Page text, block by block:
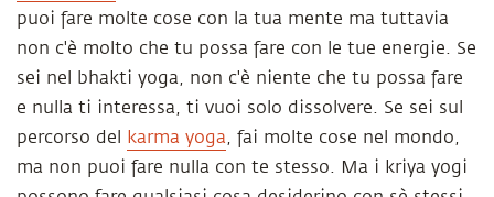
puoi fare molte cose con la tua mente ma tuttavia
non c'è molto che tu possa fare con le tue energie. Se
sei nel bhakti yoga, non c'è niente che tu possa fare
e nulla ti interessa, ti vuoi solo dissolvere. Se sei sul
percorso del
karma yoga, fai molte cose nel mondo,
ma non puoi fare nulla con te stesso. Ma i kriya yogi